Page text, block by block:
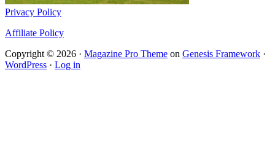
Privacy Policy
Affiliate Policy
Copyright © 2026 · Magazine Pro Theme on Genesis Framework ·
WordPress · Log in